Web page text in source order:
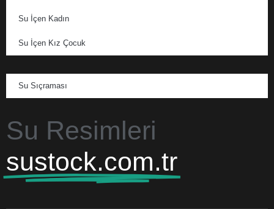
Su İçen Kadın
Su İçen Kız Çocuk
Su Sıçraması
Su Resimleri
sustock.com.tr